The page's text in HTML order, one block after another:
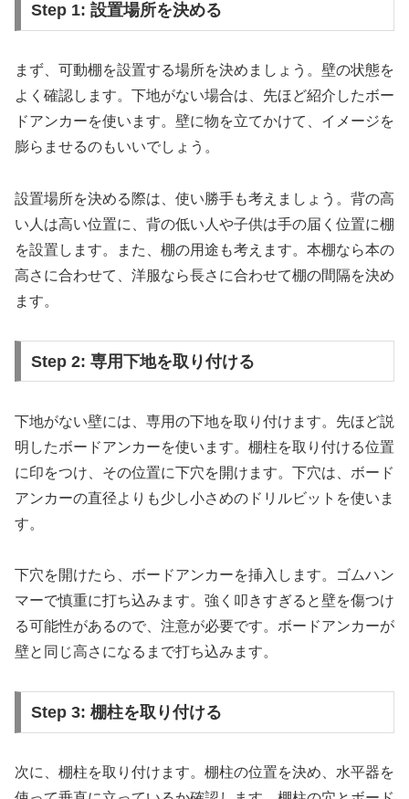
Step 1: 設置場所を決める
まず、可動棚を設置する場所を決めましょう。壁の状態を
よく確認します。下地がない場合は、先ほど紹介したボー
ドアンカーを使います。壁に物を立てかけて、イメージを
膨らませるのもいいでしょう。
設置場所を決める際は、使い勝手も考えましょう。背の高
い人は高い位置に、背の低い人や子供は手の届く位置に棚
を設置します。また、棚の用途も考えます。本棚なら本の
高さに合わせて、洋服なら長さに合わせて棚の間隔を決め
ます。
Step 2: 専用下地を取り付ける
下地がない壁には、専用の下地を取り付けます。先ほど説
明したボードアンカーを使います。棚柱を取り付ける位置
に印をつけ、その位置に下穴を開けます。下穴は、ボード
アンカーの直径よりも少し小さめのドリルビットを使いま
す。
下穴を開けたら、ボードアンカーを挿入します。ゴムハン
マーで慎重に打ち込みます。強く叩きすぎると壁を傷つけ
る可能性があるので、注意が必要です。ボードアンカーが
壁と同じ高さになるまで打ち込みます。
Step 3: 棚柱を取り付ける
次に、棚柱を取り付けます。棚柱の位置を決め、水平器を